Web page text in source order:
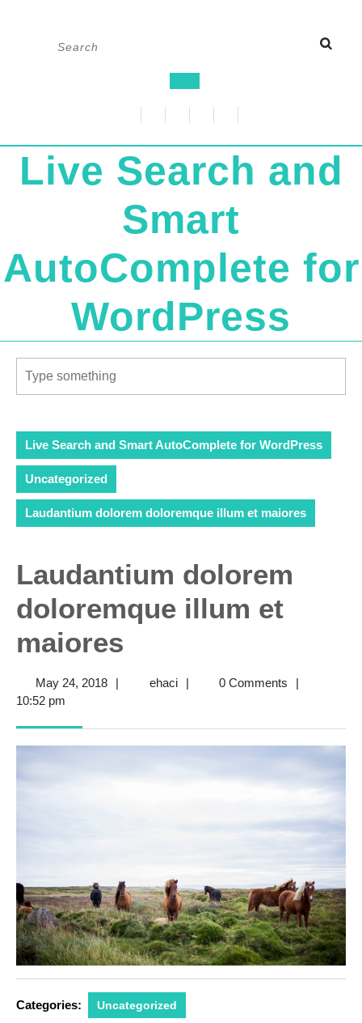
Button
Live Search and
Smart
AutoComplete for
WordPress
Live Search and Smart AutoComplete for WordPress
Uncategorized
Laudantium dolorem doloremque illum et maiores
Laudantium dolorem
doloremque illum et
maiores
May 24, 2018May
| ehaciehaci
| 0 Comments
|
10:52 pm
Categories: Uncategorized